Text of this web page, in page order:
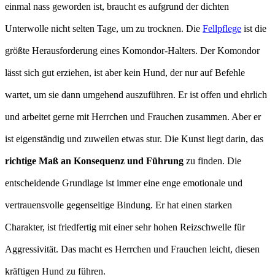
einmal nass geworden ist, braucht es aufgrund der dichten
Unterwolle nicht selten Tage, um zu trocknen. Die Fellpflege ist die
größte Herausforderung eines Komondor-Halters. Der Komondor
lässt sich gut erziehen, ist aber kein Hund, der nur auf Befehle
wartet, um sie dann umgehend auszuführen. Er ist offen und ehrlich
und arbeitet gerne mit Herrchen und Frauchen zusammen. Aber er
ist eigenständig und zuweilen etwas stur. Die Kunst liegt darin, das
richtige Maß an Konsequenz und Führung zu finden. Die
entscheidende Grundlage ist immer eine enge emotionale und
vertrauensvolle gegenseitige Bindung. Er hat einen starken
Charakter, ist friedfertig mit einer sehr hohen Reizschwelle für
Aggressivität. Das macht es Herrchen und Frauchen leicht, diesen
kräftigen Hund zu führen.